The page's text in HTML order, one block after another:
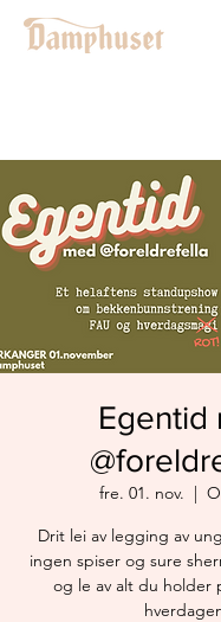
Egentid
fre. 01. nov.
  |
Drit lei av legging av
ingen spiser og sure
og le av alt du holder